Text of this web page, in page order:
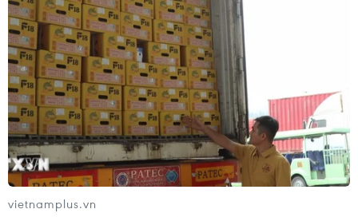
vietnamplus.vn